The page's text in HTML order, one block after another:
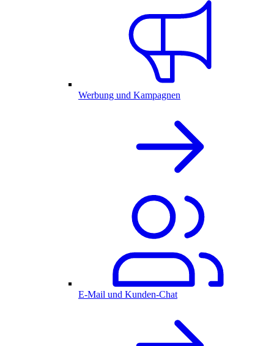
Werbung und Kampagnen
E-Mail und Kunden-Chat